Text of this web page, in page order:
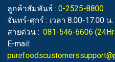
ลูกค้าสัมพันธ์ : 0-2525-8800
จันทร์-ศุกร์ : เวลา 8.00-17.00 น.
สายด่วน : 081-546-6606
E-mail: